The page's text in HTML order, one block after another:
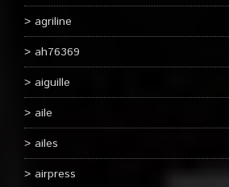
agriline
ah76369
aiguille
aile
ailes
airpress